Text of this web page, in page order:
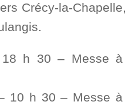
Crécy-la-Chapelle,
h 30 – Messe à
10 h 30 – Messe à